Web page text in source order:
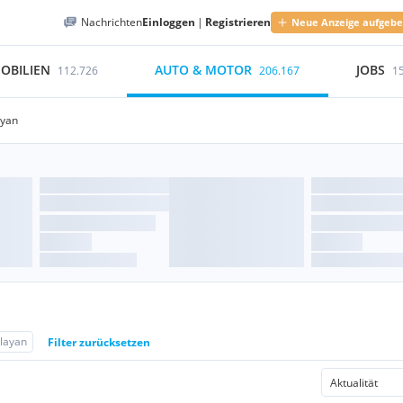
NachrichtenEinloggen | Registrieren Neue Anzeige
112.726 AUTO & MOTOR 206.167 JOBS
Filter zurücksetzen